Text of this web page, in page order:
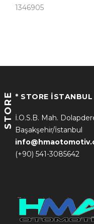
1346905
STORE * STORE İSTANBUL
İ.O.S.B. Mah.
Başakşehir/İstanbul
(+90) 541-3085642